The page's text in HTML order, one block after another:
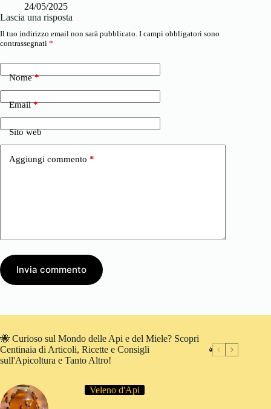
24/05/2025
Lascia una risposta
Il tuo indirizzo email non sarà pubblicato. I campi obbligatori sono
contrassegnati *
Nome*
Email*
Sito web
Aggiungi commento *
Invia commento
🐝 Curioso sul Mondo delle Api e del Miele? Scopri
Centinaia di Articoli, Ricette e Consigli
sull'Apicoltura e Tanto Altro!
Veleno d'Api